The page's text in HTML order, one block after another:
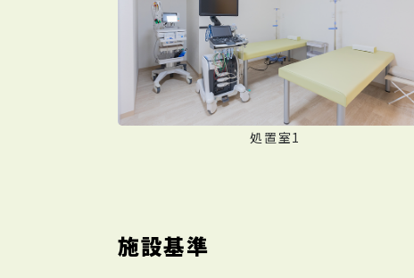
処置室1
施設基準